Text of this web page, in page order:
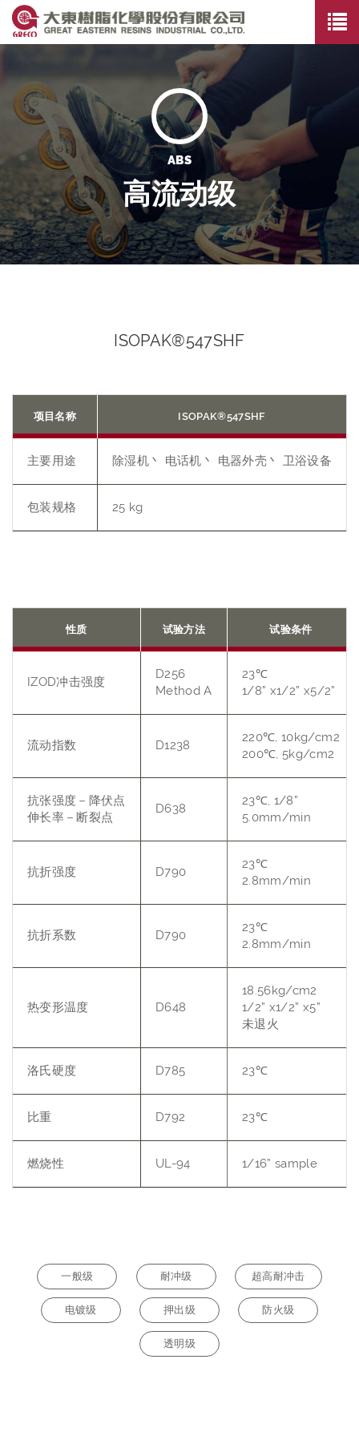
ABS
高流动级
ISOPAK®547SHF
项目名称 ISOPAK®547SHF
主要用途 除湿机丶 电话机丶 电器外壳丶 卫浴设备
包装规格 25 kg
性质 试验方法 试验条件
IZOD冲击强度
D256
Method A
23℃
1/8” x1/2” x5/2”
流动指数 D1238
220℃, 10kg/cm2
200℃, 5kg/cm2
抗张强度－降伏点
伸长率－断裂点
D638
23℃, 1/8”
5.0mm/min
抗折强度 D790
23℃
2.8mm/min
抗折系数 D790
23℃
2.8mm/min
热变形温度 D648
18.56kg/cm2
1/2” x1/2” x5”
未退火
洛氏硬度 D785 23℃
比重 D792 23℃
燃烧性 UL-94 1/16” sample
一般级 耐冲级 超高耐冲击
电镀级 押出级 防火级
透明级